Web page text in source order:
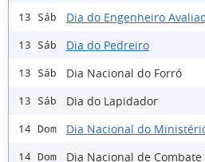
13 Sáb Dia do Engenheiro
13 Sáb Dia do Pedreiro
13 Sáb Dia Nacional do Forró
13 Sáb Dia do Lapidador
14 Dom Dia Nacional do
14 Dom Dia Nacional de Combate